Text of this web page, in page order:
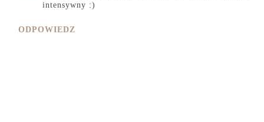
intensywny :)
ODPOWIEDZ